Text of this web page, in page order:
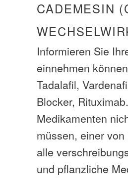
CADEMESIN
Informieren Sie
einnehmen
Tadalafil,
Blocker,
Medikamenten
müssen, einer
alle
und pflanzliche